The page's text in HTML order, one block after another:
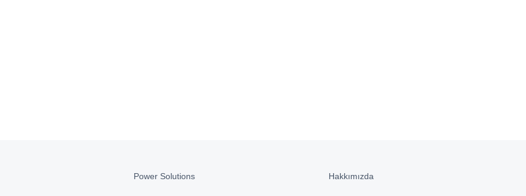
Power Solutions Hakkımızda